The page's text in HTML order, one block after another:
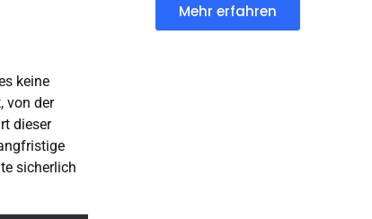
keine
von der
dieser
sicherlich
Mehr erfahren